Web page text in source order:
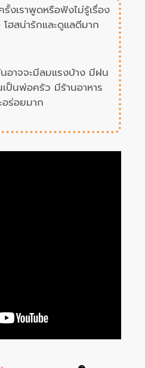
งเราพูดหรือฟังไม่รู้เรื่อง
โฮสน่ารักและดูแลดีมาก
อาจจะมีลมแรงบ้าง มีฝน
ป็นพ่อครัว มีร้านอาหาร
อร่อยมาก